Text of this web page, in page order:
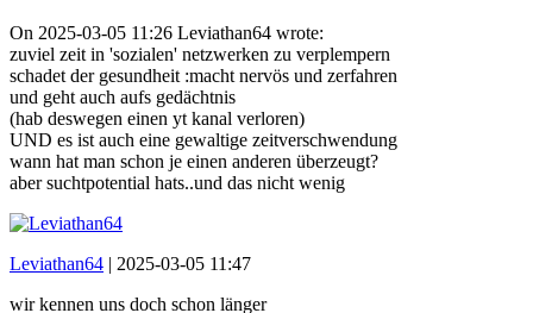
On 2025-03-05 11:26 Leviathan64 wrote:
zuviel zeit in 'sozialen' netzwerken zu verplempern
schadet der gesundheit :macht nervös und zerfahren
und geht auch aufs gedächtnis
(hab deswegen einen yt kanal verloren)
UND es ist auch eine gewaltige zeitverschwendung
wann hat man schon je einen anderen überzeugt?
aber suchtpotential hats..und das nicht wenig
Leviathan64 | 2025-03-05 11:47
wir kennen uns doch schon länger